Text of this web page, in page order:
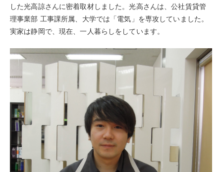
した光高諒さんに密着取材しました。光高さんは、公社賃貸管
理事業部 工事課所属、大学では「電気」を専攻していました。
実家は静岡で、現在、一人暮らしをしています。